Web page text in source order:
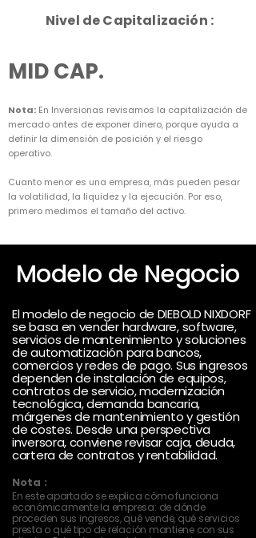
Nivel de Capitalización :
MID CAP.
Nota: En Inversionas revisamos la capitalización de
mercado antes de exponer dinero, porque ayuda a
definir la dimensión de posición y el riesgo
operativo.
Cuanto menor es una empresa, más pueden pesar
la volatilidad, la liquidez y la ejecución. Por eso,
primero medimos el tamaño del activo.
Modelo de Negocio
El modelo de negocio de DIEBOLD NIXDORF
se basa en vender hardware, software,
servicios de mantenimiento y soluciones
de automatización para bancos,
comercios y redes de pago. Sus ingresos
dependen de instalación de equipos,
contratos de servicio, modernización
tecnológica, demanda bancaria,
márgenes de mantenimiento y gestión
de costes. Desde una perspectiva
inversora, conviene revisar caja, deuda,
cartera de contratos y rentabilidad.
Nota :
En este apartado se explica cómo funciona
económicamente la empresa: de dónde
proceden sus ingresos, qué vende, qué servicios
presta o qué tipo de relación mantiene con sus